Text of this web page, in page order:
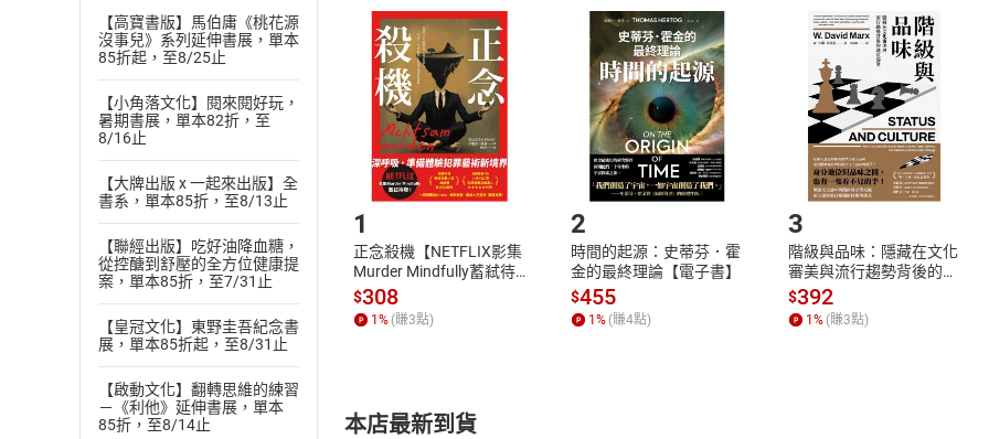
【高寶書版】馬伯庸《桃花源
沒事兒》系列延伸書展，單本
85折起，至8/25止
【小角落文化】閱來閱好玩，
暑期書展，單本82折，至
8/16止
【大牌出版 x 一起來出版】全
書系，單本85折，至8/13止
【聯經出版】吃好油降血糖，
從控醣到舒壓的全方位健康提
案，單本85折，至7/31止
【皇冠文化】東野圭吾紀念書
展，單本85折起，至8/31止
【啟動文化】翻轉思維的練習
－《利他》延伸書展，單本
85折，至8/14止
且已下載/存取電子書，不得請求退貨退款。
退貨方式：您欲取消訂單或辦理退貨時，請登入樂天市場，並於「我的訂單」
貨」，本店鋪將依您的申請進行審核，待審核通過後將為您辦理退款事宜。
請注意，樂天市場須以整筆訂單為單位進行取消/退貨，恕無法以單支商品取消
挑選商品
Choose
放入購物車
Shopping cart
登入帳號
Login
購書後，如何開始使用？
Step1.選擇閱讀載具 Step2.登入
1
正念殺機【NETFLIX影集
Murder Mindfully蓄弒待
發】【電子書】
$308
1 % (賺3點)
2
時間的起源：史蒂芬．霍
金的最終理論【電子書】
$455
1 % (賺4點)
3
階級與品味：隱藏在文化
審美與流行趨勢背後的地
位渴望【電子書】
$392
1 % (賺3點)
本店最新到貨